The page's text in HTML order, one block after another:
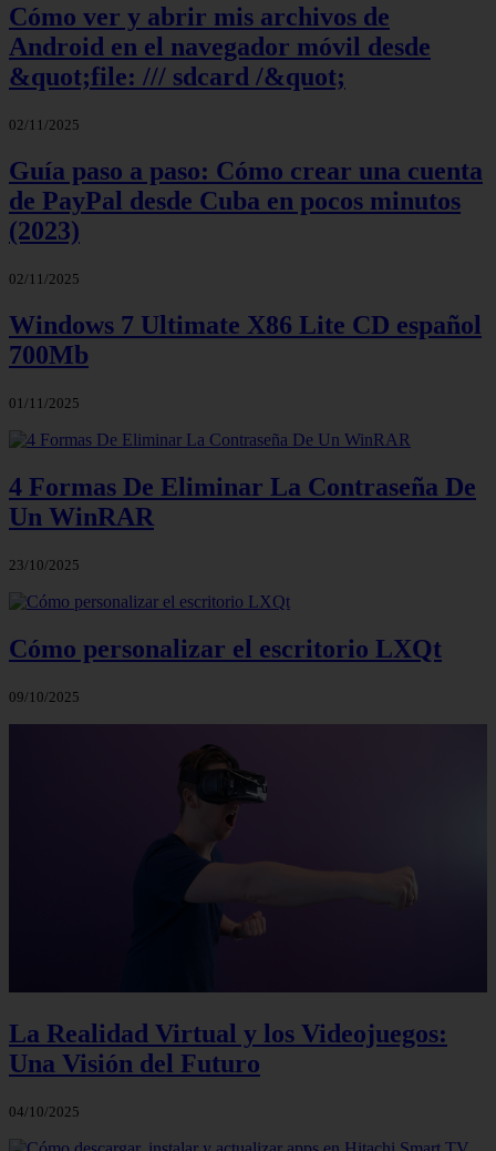
Cómo ver y abrir mis archivos de
Android en el navegador móvil desde
&quot;file: /// sdcard /&quot;
02/11/2025
Guía paso a paso: Cómo crear una cuenta
de PayPal desde Cuba en pocos minutos
(2023)
02/11/2025
Windows 7 Ultimate X86 Lite CD español
700Mb
01/11/2025
4 Formas De Eliminar La Contraseña De
Un WinRAR
23/10/2025
Cómo personalizar el escritorio LXQt
09/10/2025
La Realidad Virtual y los Videojuegos:
Una Visión del Futuro
04/10/2025